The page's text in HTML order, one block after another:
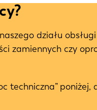
działu
zamiennych czy
techniczna”